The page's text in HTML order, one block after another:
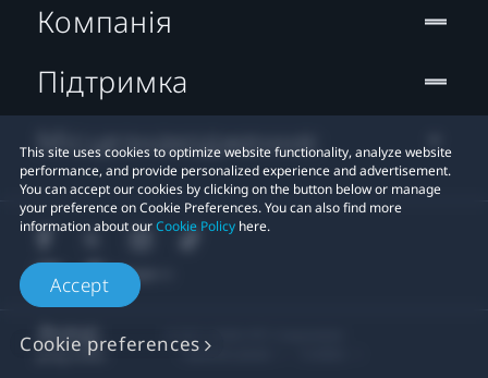
This site uses cookies to optimize website functionality, analyze website
performance, and provide personalized experience and advertisement.
You can accept our cookies by clicking on the button below or manage
your preference on Cookie Preferences. You can also find more
information about ourCookie Policy here.
Accept
Cookie preferences
Компанія
Підтримка
Місцезнаходження:
Правові умови